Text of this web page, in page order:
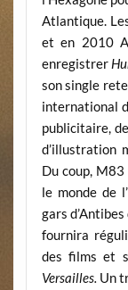
Atlantique.
et en 2010
enregistrer
son single
international
publicitaire,
d’illustration
Du coup,
le monde de
gars
fournira
des films et
Versailles. Un